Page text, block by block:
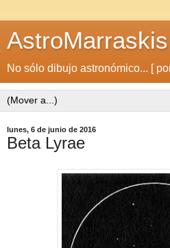
AstroMarraskis
No sólo dibujo astronómico... [
lunes, 6 de junio de 2016
Beta Lyrae